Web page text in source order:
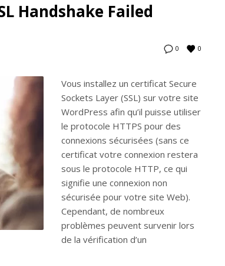
Handshake Failed
0 0
Vous installez un certificat Secure
Sockets Layer (SSL) sur votre site
WordPress afin qu’il puisse utiliser
le protocole HTTPS pour des
connexions sécurisées (sans ce
certificat votre connexion restera
sous le protocole HTTP, ce qui
signifie une connexion non
sécurisée pour votre site Web).
Cependant, de nombreux
problèmes peuvent survenir lors
de la vérification d’un